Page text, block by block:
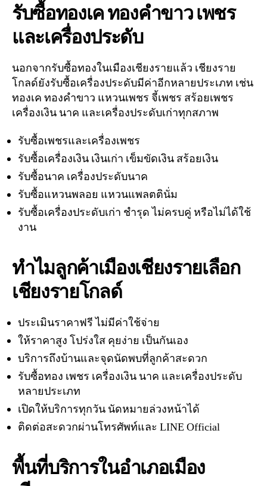
รับซื้อทองเค ทองคำขาว เพชร
และเครื่องประดับ
นอกจากรับซื้อทองในเมืองเชียงรายแล้ว เชียงราย
โกลด์ยังรับซื้อเครื่องประดับมีค่าอีกหลายประเภท เช่น
ทองเค ทองคำขาว แหวนเพชร จี้เพชร สร้อยเพชร
เครื่องเงิน นาค และเครื่องประดับเก่าทุกสภาพ
รับซื้อเพชรและเครื่องเพชร
รับซื้อเครื่องเงิน เงินเก่า เข็มขัดเงิน สร้อยเงิน
รับซื้อนาค เครื่องประดับนาค
รับซื้อแหวนพลอย แหวนแพลตตินั่ม
รับซื้อเครื่องประดับเก่า ชำรุด ไม่ครบคู่ หรือไม่ได้ใช้
งาน
ทำไมลูกค้าเมืองเชียงรายเลือก
เชียงรายโกลด์
ประเมินราคาฟรี ไม่มีค่าใช้จ่าย
ให้ราคาสูง โปร่งใส คุยง่าย เป็นกันเอง
บริการถึงบ้านและจุดนัดพบที่ลูกค้าสะดวก
รับซื้อทอง เพชร เครื่องเงิน นาค และเครื่องประดับ
หลายประเภท
เปิดให้บริการทุกวัน นัดหมายล่วงหน้าได้
ติดต่อสะดวกผ่านโทรศัพท์และ LINE Official
พื้นที่บริการในอำเภอเมือง